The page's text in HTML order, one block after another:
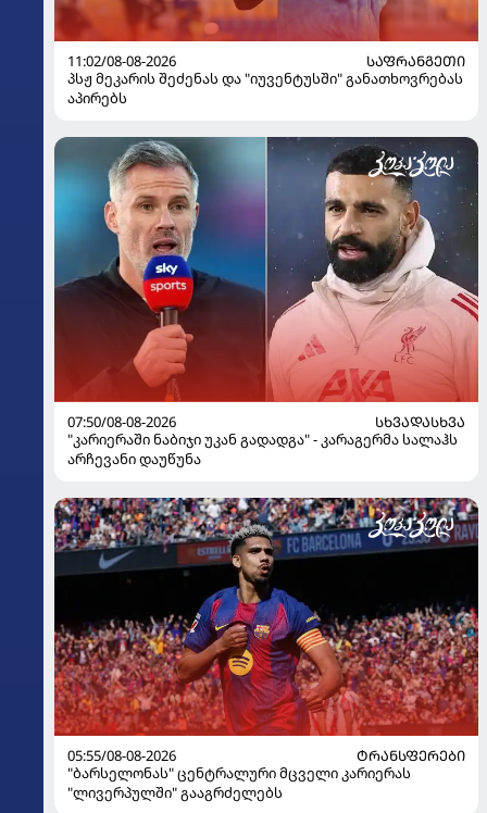
11:02/08-08-2026
ᲡᲐᲤᲠᲐᲜᲒᲔᲗᲘ
პსჟ მეკარის შეძენას და "იუვენტუსში" განათხოვრებას
აპირებს
07:50/08-08-2026
ᲡᲮᲕᲐᲓᲐᲡᲮᲕᲐ
"კარიერაში ნაბიჯი უკან გადადგა" - კარაგერმა სალაჰს
არჩევანი დაუწუნა
05:55/08-08-2026
ᲢᲠᲐᲜᲡᲤᲔᲠᲔᲑᲘ
"ბარსელონას" ცენტრალური მცველი კარიერას
"ლივერპულში" გააგრძელებს